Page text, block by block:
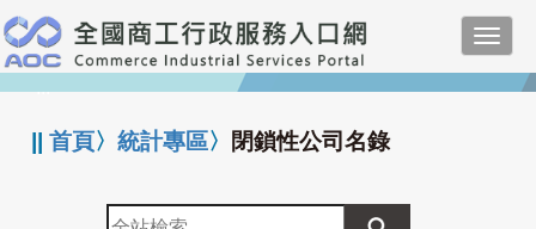
跳
到
主
要
:::
||首頁〉統計專區〉 閉鎖性公司名錄
全